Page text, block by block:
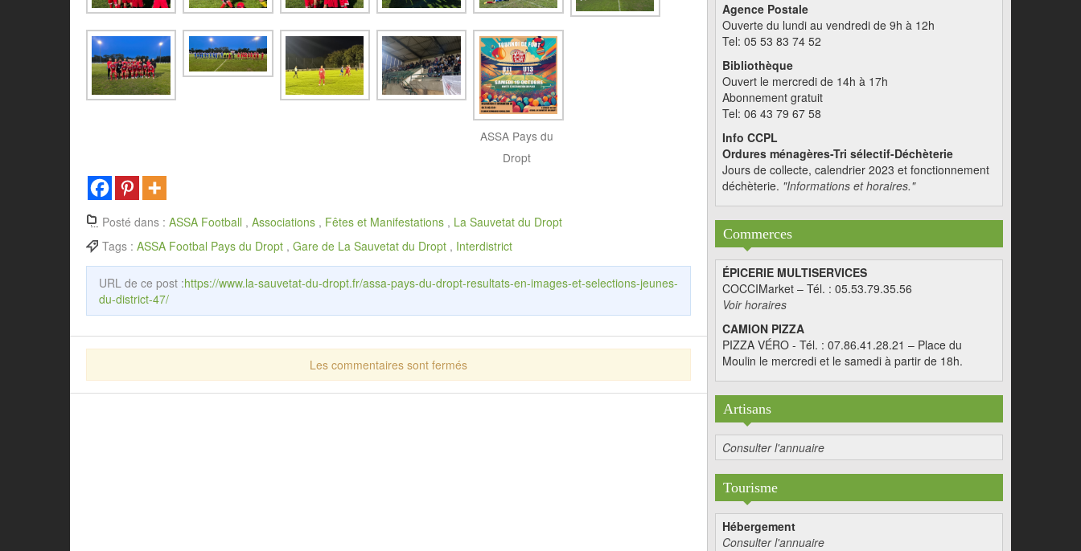
ASSA Pays du
Dropt
Posté dans : ASSA Football , Associations , Fêtes et Manifestations , La Sauvetat du Dropt
Tags : ASSA Footbal Pays du Dropt , Gare de La Sauvetat du Dropt , Interdistrict
URL de ce post :https://www.la-sauvetat-du-dropt.fr/assa-pays-du-dropt-resultats-en-images-et-selections-jeunes-
du-district-47/
Les commentaires sont fermés
Agence Postale
Ouverte du lundi au vendredi de 9h à 12h
Tel: 05 53 83 74 52
Bibliothèque
Ouvert le mercredi de 14h à 17h
Abonnement gratuit
Tel: 06 43 79 67 58
Info CCPL
Ordures ménagères-Tri sélectif-Déchèterie
Jours de collecte, calendrier 2023 et fonctionnement
déchèterie. "Informations et horaires."
Commerces
ÉPICERIE MULTISERVICES
COCCIMarket – Tél. : 05.53.79.35.56
Voir horaires
CAMION PIZZA
PIZZA VÉRO - Tél. : 07.86.41.28.21 – Place du
Moulin le mercredi et le samedi à partir de 18h.
Artisans
Consulter l'annuaire
Tourisme
Hébergement
Consulter l'annuaire